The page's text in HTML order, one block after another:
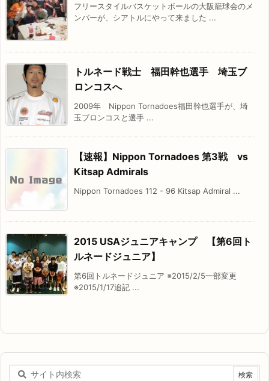
フリースタイルバスケットボールの大阪籠球会のメ
ンバーが、シアトルにやって来ました ...
トルネード戦士 福田幹也選手 埼玉ブ
ロンコスへ
2009年 Nippon Tornadoes福田幹也選手が、埼
玉ブロンコスと選手 ...
【速報】Nippon Tornadoes 第3戦 vs
Kitsap Admirals
Nippon Tornadoes 112 - 96 Kitsap Admiral ...
2015 USAジュニアキャンプ 【第6回ト
ルネードジュニア】
第6回トルネードジュニア ※2015/2/5一部変更
※2015/1/17追記 ...